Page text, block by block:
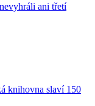
ani třetí
knihovna slaví 150